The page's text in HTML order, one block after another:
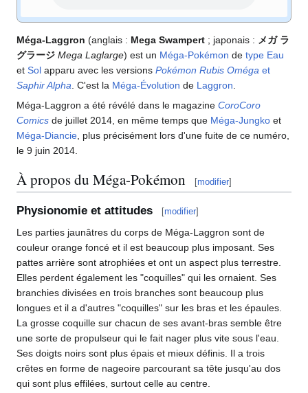
Méga-Laggron (anglais : Mega Swampert ; japonais : メガ ラ
グラージ Mega Laglarge) est un Méga-Pokémon de type Eau
et Sol apparu avec les versions Pokémon Rubis Oméga et
Saphir Alpha . C'est la Méga-Évolution de Laggron
Méga-Laggron a été révélé dans le magazine CoroCoro
Comics de juillet 2014, en même temps que Méga-Jungko et
Méga-Diancie , plus précisément lors d'une fuite de ce numéro,
le 9 juin 2014.
À propos du Méga-Pokémon [modifier]
Physionomie et attitudes [modifier]
Les parties jaunâtres du corps de Méga-Laggron sont de
couleur orange foncé et il est beaucoup plus imposant. Ses
pattes arrière sont atrophiées et ont un aspect plus terrestre.
Elles perdent également les "coquilles" qui les ornaient. Ses
branchies divisées en trois branches sont beaucoup plus
longues et il a d'autres "coquilles" sur les bras et les épaules.
La grosse coquille sur chacun de ses avant-bras semble être
une sorte de propulseur qui le fait nager plus vite sous l'eau.
Ses doigts noirs sont plus épais et mieux définis. Il a trois
crêtes en forme de nageoire parcourant sa tête jusqu'au dos
qui sont plus effilées, surtout celle au centre.